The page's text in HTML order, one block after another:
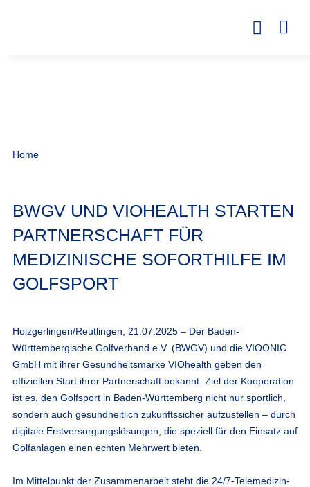
Home
BWGV UND VIOHEALTH STARTEN
PARTNERSCHAFT FÜR
MEDIZINISCHE SOFORTHILFE IM
GOLFSPORT
Holzgerlingen/Reutlingen, 21.07.2025 – Der Baden-
Württembergische Golfverband e.V. (BWGV) und die VIOONIC
GmbH mit ihrer Gesundheitsmarke VIOhealth geben den
offiziellen Start ihrer Partnerschaft bekannt. Ziel der Kooperation
ist es, den Golfsport in Baden-Württemberg nicht nur sportlich,
sondern auch gesundheitlich zukunftssicher aufzustellen – durch
digitale Erstversorgungslösungen, die speziell für den Einsatz auf
Golfanlagen einen echten Mehrwert bieten.
Im Mittelpunkt der Zusammenarbeit steht die 24/7-Telemedizin-